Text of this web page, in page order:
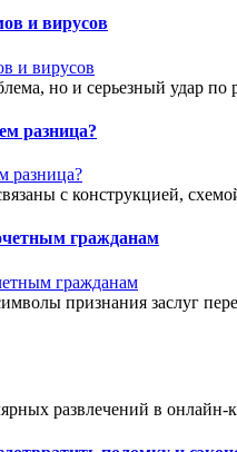
и вирусов
но и серьезный удар
разница?
с конструкцией,
гражданам
признания заслуг
развлечений в онлайн-